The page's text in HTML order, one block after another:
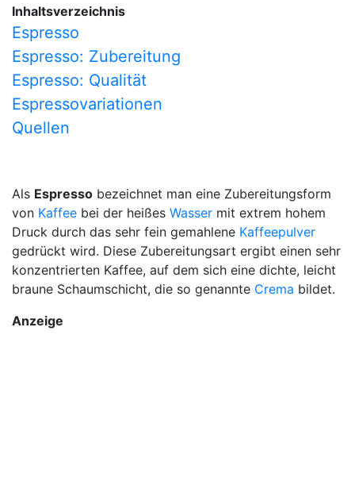
Inhaltsverzeichnis
Espresso
Espresso: Zubereitung
Espresso: Qualität
Espressovariationen
Quellen
Als Espresso bezeichnet man eine Zubereitungsform
von Kaffee bei der heißes Wasser mit extrem hohem
Druck durch das sehr fein gemahlene Kaffeepulver
gedrückt wird. Diese Zubereitungsart ergibt einen sehr
konzentrierten Kaffee, auf dem sich eine dichte, leicht
braune Schaumschicht, die so genannte Crema bildet.
Anzeige